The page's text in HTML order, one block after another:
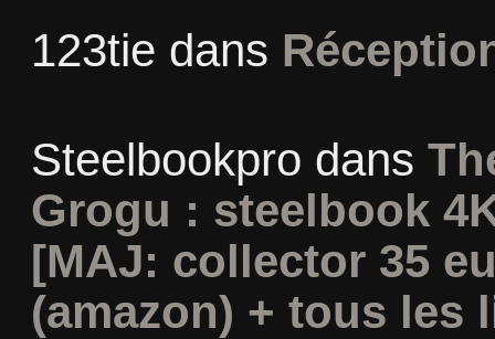
123tie dans
Steelbookpro dans
Grogu : steelbook
[MAJ: collector 35
(amazon) + tous les